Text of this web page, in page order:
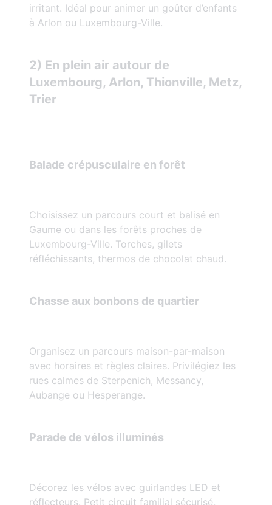
irritant. Idéal pour animer un goûter d’enfants
à Arlon ou Luxembourg-Ville.
2) En plein air autour de
Luxembourg, Arlon, Thionville, Metz,
Trier
Balade crépusculaire en forêt
Choisissez un parcours court et balisé en
Gaume ou dans les forêts proches de
Luxembourg-Ville. Torches, gilets
réfléchissants, thermos de chocolat chaud.
Chasse aux bonbons de quartier
Organisez un parcours maison-par-maison
avec horaires et règles claires. Privilégiez les
rues calmes de Sterpenich, Messancy,
Aubange ou Hesperange.
Parade de vélos illuminés
Décorez les vélos avec guirlandes LED et
réflecteurs. Petit circuit familial sécurisé,